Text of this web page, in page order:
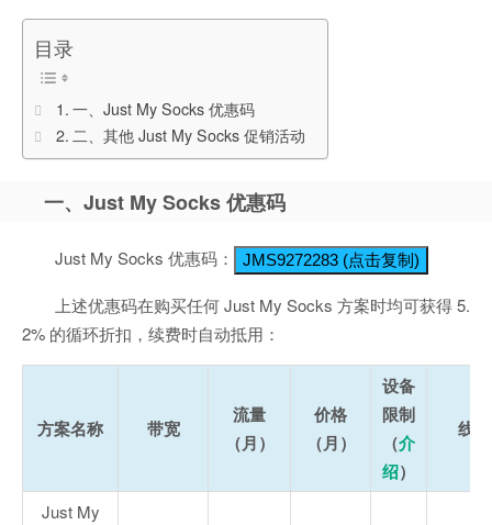
目录
一、Just My Socks 优惠码
二、其他 Just My Socks 促销活动
一、Just My Socks 优惠码
Just My Socks 优惠码： JMS9272283 (点击复制)
上述优惠码在购买任何 Just My Socks 方案时均可获得 5.
2% 的循环折扣，续费时自动抵用：
方案名称 带宽
流量
（月）
价格
（月）
设备
限制
（介
绍）
线路
Just My